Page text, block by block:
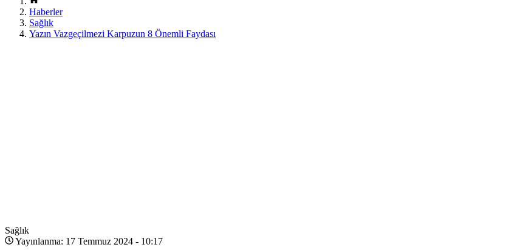
Haberler
Sağlık
Yazın Vazgeçilmezi Karpuzun 8 Önemli Faydası
Sağlık
Yayınlanma: 17 Temmuz 2024 - 10:17